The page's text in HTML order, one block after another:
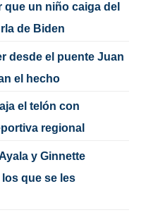
un niño caiga del
de Biden
desde el puente Juan
el hecho
el telón con
regional
y Ginnette
que se les